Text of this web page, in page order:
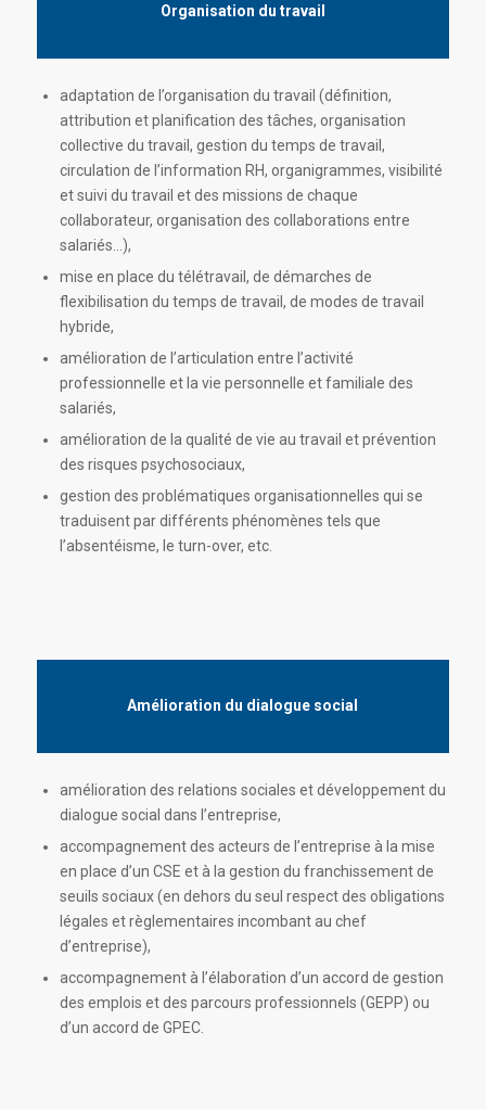
Organisation du travail
adaptation de l’organisation du travail (définition,
attribution et planification des tâches, organisation
collective du travail, gestion du temps de travail,
circulation de l’information RH, organigrammes, visibilité
et suivi du travail et des missions de chaque
collaborateur, organisation des collaborations entre
salariés…),
mise en place du télétravail, de démarches de
flexibilisation du temps de travail, de modes de travail
hybride,
amélioration de l’articulation entre l’activité
professionnelle et la vie personnelle et familiale des
salariés,
amélioration de la qualité de vie au travail et prévention
des risques psychosociaux,
gestion des problématiques organisationnelles qui se
traduisent par différents phénomènes tels que
l’absentéisme, le turn-over, etc.
Amélioration du dialogue social
amélioration des relations sociales et développement du
dialogue social dans l’entreprise,
accompagnement des acteurs de l’entreprise à la mise
en place d’un CSE et à la gestion du franchissement de
seuils sociaux (en dehors du seul respect des obligations
légales et règlementaires incombant au chef
d’entreprise),
accompagnement à l’élaboration d’un accord de gestion
des emplois et des parcours professionnels (GEPP) ou
d’un accord de GPEC.